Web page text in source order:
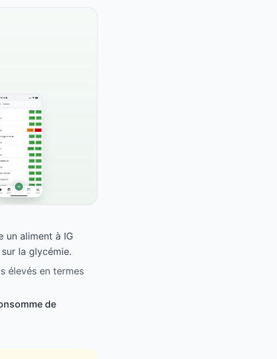
un aliment à IG
la glycémie.
élevés en termes
de